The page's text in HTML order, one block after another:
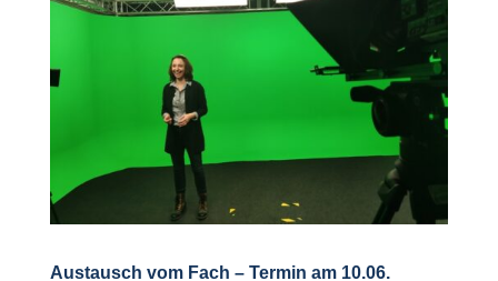
Austausch vom Fach – Termin am 10.06.